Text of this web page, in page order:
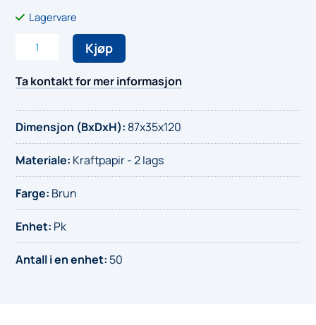
Lagervare
Papirsekk
liter
Kjøp
Ta kontakt for mer informasjon
Dimensjon (BxDxH): 87x35x120
Materiale: Kraftpapir - 2 lags
Farge: Brun
Enhet: Pk
Antall i en enhet: 50